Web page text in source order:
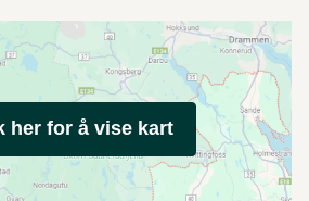
her for å vise kart